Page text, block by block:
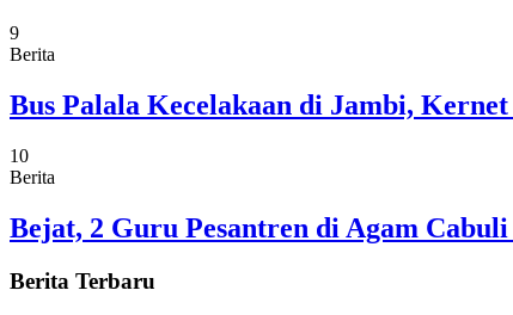
9
Berita
Bus Palala Kecelakaan di Jambi,
10
Berita
Bejat, 2 Guru Pesantren di Agam
Berita Terbaru